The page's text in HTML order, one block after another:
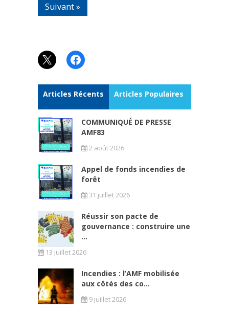
Suivant »
X Facebook
Articles Récents Articles Populaires
COMMUNIQUÉ DE PRESSE
AMF83
2 août 2026
Appel de fonds incendies de
forêt
31 juillet 2026
Réussir son pacte de
gouvernance : construire une
...
13 juillet 2026
Incendies : l’AMF mobilisée
aux côtés des co...
9 juillet 2026